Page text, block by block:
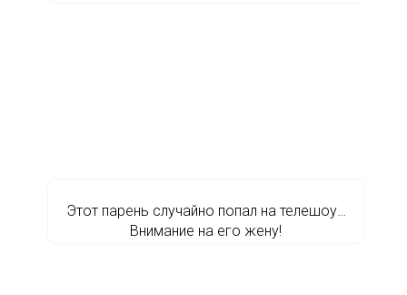
Этот парень случайно попал на телешоу…
Внимание на его жену!